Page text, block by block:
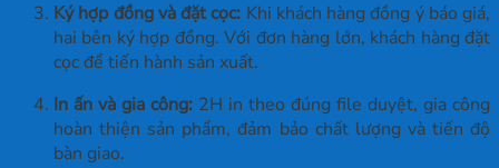
Ký hợp đồng và đặt cọc: Khi khách hàng đồng ý báo giá,
hai bên ký hợp đồng. Với đơn hàng lớn, khách hàng đặt
cọc để tiến hành sản xuất.
In ấn và gia công: 2H in theo đúng file duyệt, gia công
hoàn thiện sản phẩm, đảm bảo chất lượng và tiến độ
bàn giao.